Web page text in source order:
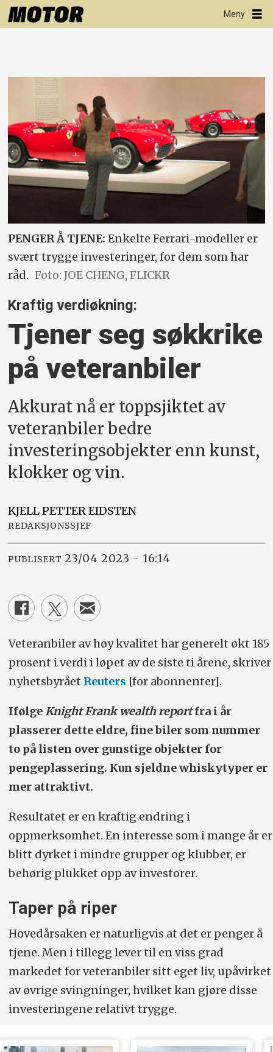
PENGER Å TJENE: Enkelte Ferrari-modeller er
svært trygge investeringer, for dem som har
råd. Foto: JOE CHENG, FLICKR
Kraftig verdiøkning:
Tjener seg søkkrike
på veteranbiler
Akkurat nå er toppsjiktet av
veteranbiler bedre
investeringsobjekter enn kunst,
klokker og vin.
KJELL PETTEREIDSTEN
REDAKSJONSSJEF
PUBLISERT 23/04 2023 - 16:14
Veteranbiler av høy kvalitet har generelt økt 185
prosent i verdi i løpet av de siste ti årene, skriver
nyhetsbyrået Reuters [for abonnenter].
IfølgeKnight Frank wealth reportfra i år
plasserer dette eldre, fine biler som nummer
to på listen over gunstige objekter for
pengeplassering. Kun sjeldne whiskytyper er
mer attraktivt.
Resultatet er en kraftig endring i
oppmerksomhet. En interesse som i mange år er
blitt dyrket i mindre grupper og klubber, er
behørig plukket opp av investorer.
Taper på riper
Hovedårsaken er naturligvis at det er penger å
tjene. Men i tillegg lever til en viss grad
markedet for veteranbiler sitt eget liv, upåvirket
av øvrige svingninger, hvilket kan gjøre disse
investeringene relativt trygge.